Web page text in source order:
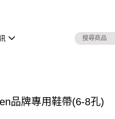
品牌專用鞋帶(6-8孔)